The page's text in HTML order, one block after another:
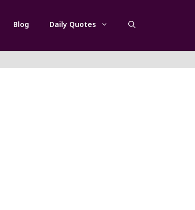
Blog Daily Quotes